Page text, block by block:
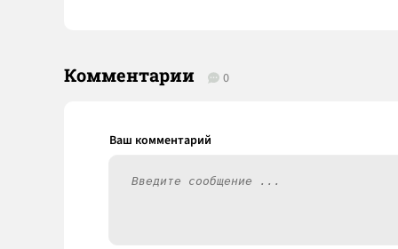
Комментарии 0